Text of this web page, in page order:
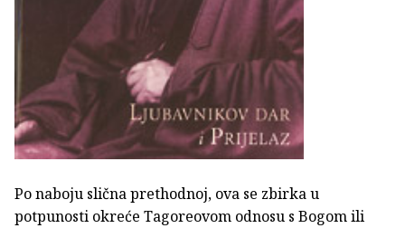
Po naboju slična prethodnoj, ova se zbirka u
potpunosti okreće Tagoreovom odnosu s Bogom ili